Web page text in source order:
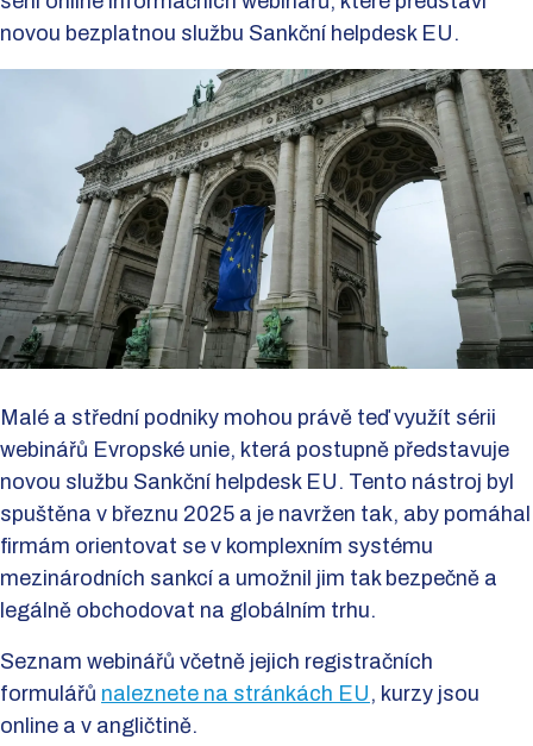
novou bezplatnou službu Sankční helpdesk EU.
Malé a střední podniky mohou právě teď využít sérii
webinářů Evropské unie, která postupně představuje
novou službu Sankční helpdesk EU. Tento nástroj byl
spuštěna v březnu 2025 a je navržen tak, aby pomáhal
firmám orientovat se v komplexním systému
mezinárodních sankcí a umožnil jim tak bezpečně a
legálně obchodovat na globálním trhu.
Seznam webinářů včetně jejich registračních
formulářů naleznete na stránkách EU , kurzy jsou
online a v angličtině.